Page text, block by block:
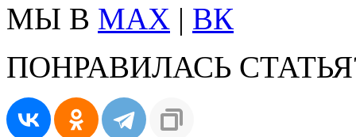
МЫ В MAX | ВК
ПОНРАВИЛАСЬ